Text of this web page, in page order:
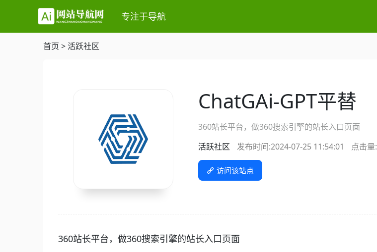
专注于导航
首页 > 活跃社区
ChatGAi-GPT平替
360站长平台，做360搜索引擎的站长入口页面
活跃社区
发布时间:2024-07-25 11:54:01 点击量:
访问该站点
360站长平台，做360搜索引擎的站长入口页面